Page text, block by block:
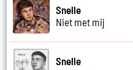
Snelle
Niet met mij
Snelle